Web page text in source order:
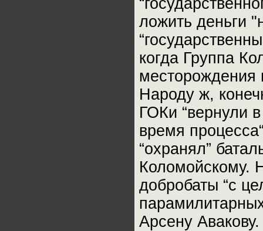
ложить деньги
когда Группа
месторождения
Народу ж,
ГОКи “вернули
время
“охранял”
Коломойскому.
добробаты “с
Арсену